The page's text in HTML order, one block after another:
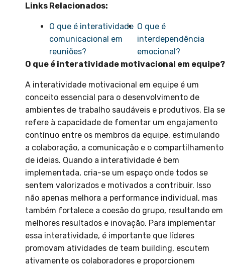
Links Relacionados:
O que é interatividade
comunicacional em
reuniões?
O que é
interdependência
emocional?
O que é interatividade motivacional em equipe?
A interatividade motivacional em equipe é um
conceito essencial para o desenvolvimento de
ambientes de trabalho saudáveis e produtivos. Ela se
refere à capacidade de fomentar um engajamento
contínuo entre os membros da equipe, estimulando
a colaboração, a comunicação e o compartilhamento
de ideias. Quando a interatividade é bem
implementada, cria-se um espaço onde todos se
sentem valorizados e motivados a contribuir. Isso
não apenas melhora a performance individual, mas
também fortalece a coesão do grupo, resultando em
melhores resultados e inovação. Para implementar
essa interatividade, é importante que líderes
promovam atividades de team building, escutem
ativamente os colaboradores e proporcionem